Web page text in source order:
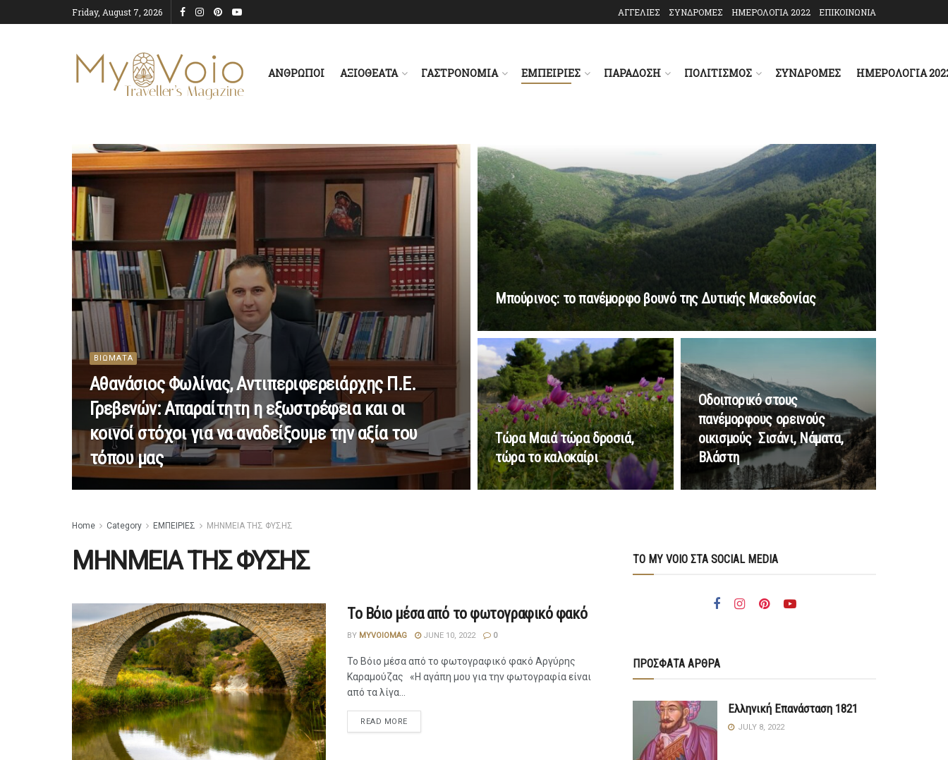
Friday, August 7, 2026 ΑΓΓΕΛΙΕΣ ΣΥΝΔΡΟΜΕΣ ΗΜΕΡΟΛΟΓΙΑ 2022 ΕΠΙΚΟΙΝΩΝΙΑ
ΑΝΘΡΩΠΟΙ ΑΞΙΟΘΕΑΤΑ ΓΑΣΤΡΟΝΟΜΙΑ ΕΜΠΕΙΡΙΕΣ ΠΑΡΑΔΟΣΗ ΠΟΛΙΤΙΣΜΟΣ ΣΥΝΔΡΟΜΕΣ ΗΜΕΡΟΛΟΓΙΑ
ΒΙΩΜΑΤΑ
Αθανάσιος Φωλίνας, Αντιπεριφερειάρχης Π.Ε.
Γρεβενών: Απαραίτητη η εξωστρέφεια και οι
κοινοί στόχοι για να αναδείξουμε την αξία του
τόπου μας
Μπούρινος: το πανέμορφο βουνό της Δυτικής Μακεδονίας
Τώρα Μαιά τώρα δροσιά,
τώρα το καλοκαίρι
Οδοιπορικό στους
πανέμορφους ορεινούς
οικισμούς Σισάνι, Νάματα,
Βλάστη
Home Category ΕΜΠΕΙΡΙΕΣ ΜΗΝΜΕΙΑ ΤΗΣ ΦΥΣΗΣ
ΜΗΝΜΕΙΑ ΤΗΣ ΦΥΣΗΣ
Το Βόιο μέσα από το φωτογραφικό φακό
BY MYVOIOMAG JUNE 10, 2022 0
Το Βόιο μέσα από το φωτογραφικό φακό Αργύρης
Καραμούζας «Η αγάπη μου για την φωτογραφία είναι
από τα λίγα...
READ MORE
ΤΟ MY VOIO ΣΤΑ SOCIAL MEDIA
ΠΡΟΣΦΑΤΑ ΑΡΘΡΑ
Ελληνική Επανάσταση 1821
JULY 8, 2022